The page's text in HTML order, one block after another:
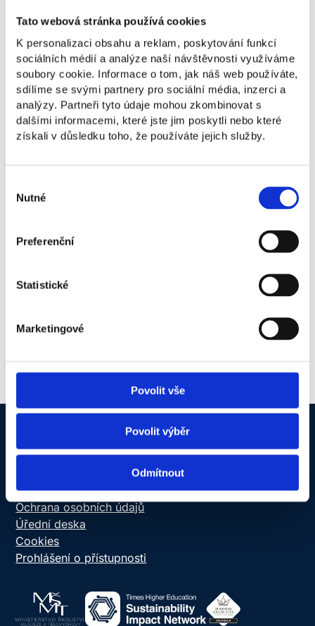
Tato webová stránka používá cookies
K personalizaci obsahu a reklam, poskytování funkcí
sociálních médií a analýze naší návštěvnosti využíváme
soubory cookie. Informace o tom, jak náš web používáte,
sdílíme se svými partnery pro sociální média, inzerci a
analýzy. Partneři tyto údaje mohou zkombinovat s
dalšími informacemi, které jste jim poskytli nebo které
získali v důsledku toho, že používáte jejich služby.
souhlasu
Nutné
Preferenční
Statistické
Marketingové
Povolit vše
Povolit výběr
Odmítnout
Praha Brno
Bakalářské studium
Navazující magisterské studium
Global Business and Management,
Management
Profesní vzdělání
NEWTON Today
Online schránka důvěry
Ochrana osobních údajů
Úřední deska
Cookies
Prohlášení o přístupnosti